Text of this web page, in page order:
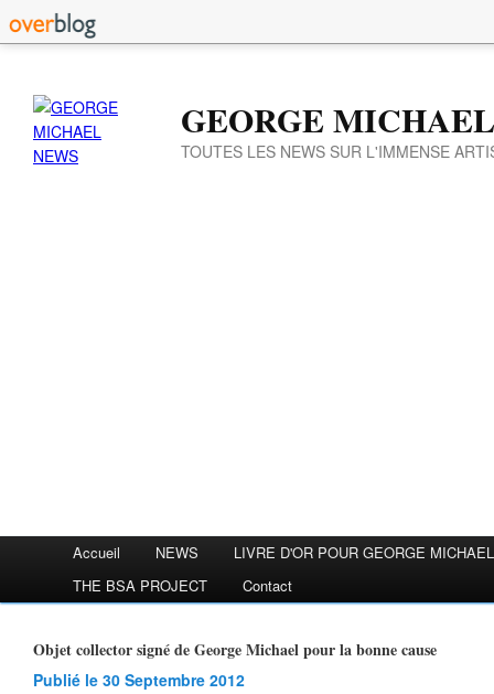
GEORGE
TOUTES LES NEWS SUR L'IMMENSE
Accueil NEWS
LIVRE D'OR POUR GEORGE MICHAEL
THE BSA PROJECT
Contact
Objet collector signé de George Michael pour la bonne cause
Publié le 30 Septembre 2012